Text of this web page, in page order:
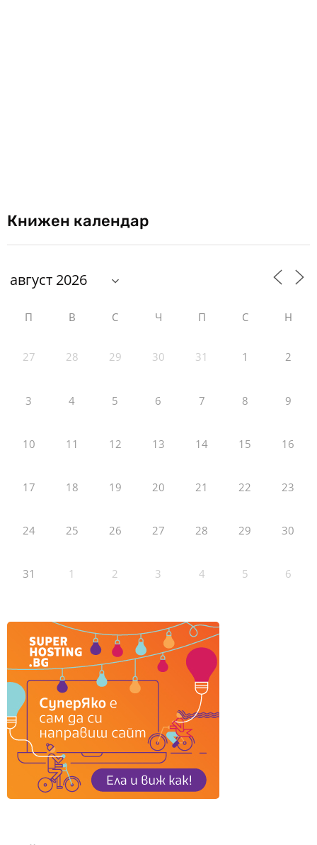
Книжен календар
П В С Ч П С Н
27 28 29 30 31 1 2
3 4 5 6 7 8 9
10 11 12 13 14 15 16
17 18 19 20 21 22 23
24 25 26 27 28 29 30
31 1 2 3 4 5 6